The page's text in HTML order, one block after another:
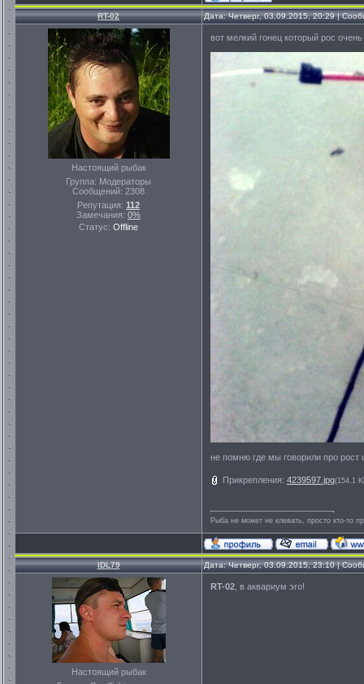
RT-02 Дата: Четверг, 03.09.2015, 20:29 |
Настоящий рыбак
Группа: Модераторы
Сообщений: 2308
Репутация: 112
Замечания: 0%
Статус: Offline
вот мелкий гонец который рос
не помню где мы говорили про
Прикрепления: 4239597.jpg(154.1
Рыба не может не клевать, просто кто-то
IDL79 Дата: Четверг, 03.09.2015, 23:10 |
Настоящий рыбак
RT-02 , в аквариум эго!